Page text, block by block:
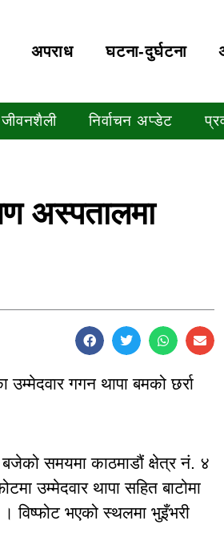
अपराध घटना-दुर्घटना
जीवनशैली निर्वाचन अप्डेट
अस्पतालमा
गगन थापा बमको छर्रा
समयमा काठमाडौं क्षेत्र नं. ४
उम्मेदवार थापा सहित बाटोमा
विष्फोट भएको स्थलमा भुइँभरी